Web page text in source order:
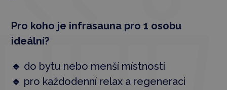
Pro koho je infrasauna pro 1 osobu
ideální?
🔹 do bytu nebo menší místnosti
🔹 pro každodenní relax a regeneraci